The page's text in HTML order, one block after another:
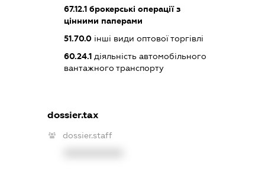
67.12.1 брокерські операції з
цінними паперами
51.70.0 інші види оптової торгівлі
60.24.1 діяльність автомобільного
вантажного транспорту
dossier.tax
dossier.staff